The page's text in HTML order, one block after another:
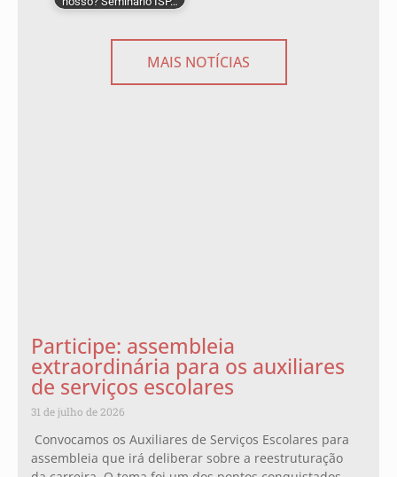
MAIS NOTÍCIAS
Participe: assembleia
extraordinária para os auxiliares
de serviços escolares
31 de julho de 2026
Convocamos os Auxiliares de Serviços Escolares para
assembleia que irá deliberar sobre a reestruturação